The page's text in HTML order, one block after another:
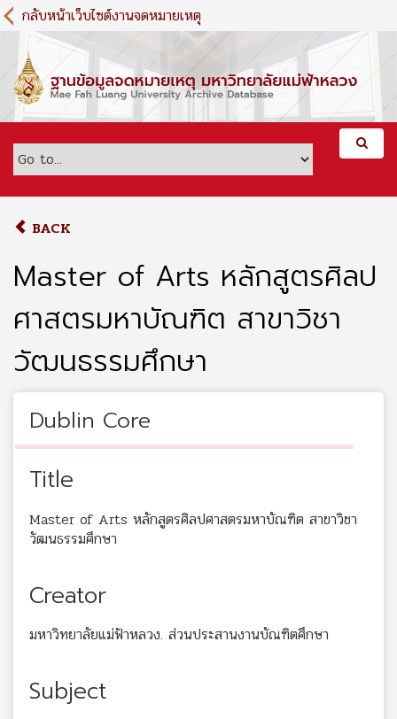
S
k
m
c
กลับหน้าเว็บไซต์งานจดหมายเหตุ
BACK
Master of Arts หลักสูตรศิลป
ศาสตรมหาบัณฑิต สาขาวิชา
วัฒนธรรมศึกษา
Dublin Core
Title
Master of Arts หลักสูตรศิลปศาสตรมหาบัณฑิต สาขาวิชา
วัฒนธรรมศึกษา
Creator
มหาวิทยาลัยแม่ฟ้าหลวง. ส่วนประสานงานบัณฑิตศึกษา
Subject